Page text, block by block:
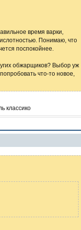
время варки,
Понимаю, что
поспокойнее.
обжарщиков? Выбор уж
что-то новое,
классико